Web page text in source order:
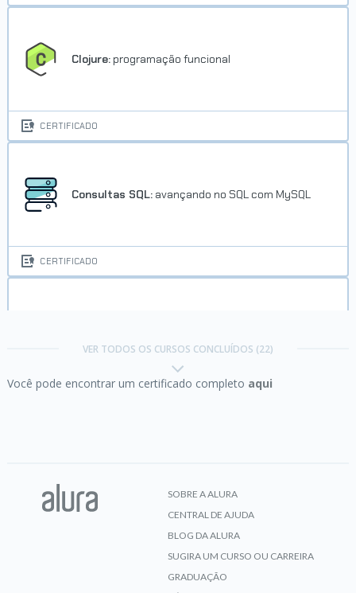
Clojure: programação funcional
CERTIFICADO
Consultas SQL: avançando no SQL com MySQL
CERTIFICADO
VER TODOS OS CURSOS CONCLUÍDOS (22)
Você pode encontrar um certificado completo aqui
SOBRE A ALURA
CENTRAL DE AJUDA
BLOG DA ALURA
SUGIRA UM CURSO OU CARREIRA
GRADUAÇÃO